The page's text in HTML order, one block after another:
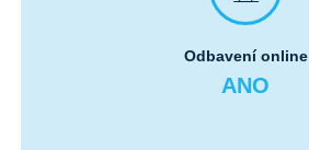
Odbavení online
ANO